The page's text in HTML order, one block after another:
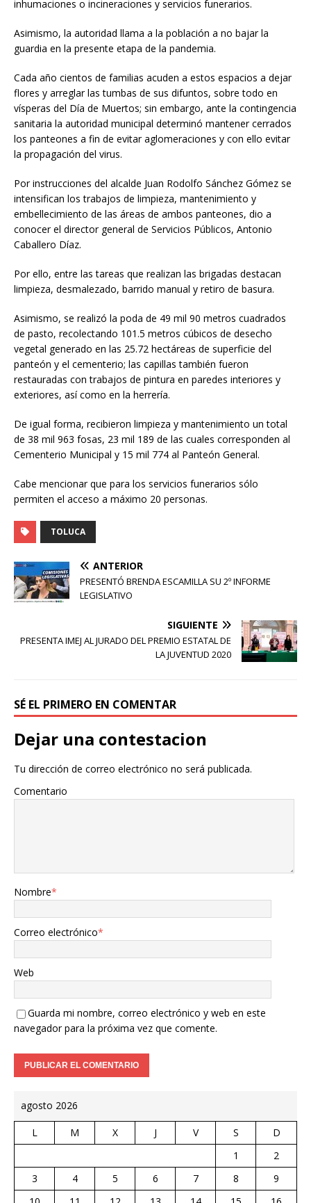
inhumaciones o incineraciones y servicios funerarios.
Asimismo, la autoridad llama a la población a no bajar la
guardia en la presente etapa de la pandemia.
Cada año cientos de familias acuden a estos espacios a dejar
flores y arreglar las tumbas de sus difuntos, sobre todo en
vísperas del Día de Muertos; sin embargo, ante la contingencia
sanitaria la autoridad municipal determinó mantener cerrados
los panteones a fin de evitar aglomeraciones y con ello evitar
la propagación del virus.
Por instrucciones del alcalde Juan Rodolfo Sánchez Gómez se
intensifican los trabajos de limpieza, mantenimiento y
embellecimiento de las áreas de ambos panteones, dio a
conocer el director general de Servicios Públicos, Antonio
Caballero Díaz.
Por ello, entre las tareas que realizan las brigadas destacan
limpieza, desmalezado, barrido manual y retiro de basura.
Asimismo, se realizó la poda de 49 mil 90 metros cuadrados
de pasto, recolectando 101.5 metros cúbicos de desecho
vegetal generado en las 25.72 hectáreas de superficie del
panteón y el cementerio; las capillas también fueron
restauradas con trabajos de pintura en paredes interiores y
exteriores, así como en la herrería.
De igual forma, recibieron limpieza y mantenimiento un total
de 38 mil 963 fosas, 23 mil 189 de las cuales corresponden al
Cementerio Municipal y 15 mil 774 al Panteón General.
Cabe mencionar que para los servicios funerarios sólo
permiten el acceso a máximo 20 personas.
TOLUCA
ANTERIOR
PRESENTÓ BRENDA ESCAMILLA SU 2º INFORME
LEGISLATIVO
SIGUIENTE
PRESENTA IMEJ AL JURADO DEL PREMIO ESTATAL DE
LA JUVENTUD 2020
SÉ EL PRIMERO EN COMENTAR
Dejar una contestacion
Tu dirección de correo electrónico no será publicada.
Comentario
Nombre*
Correo electrónico*
Web
Guarda mi nombre, correo electrónico y web en este
navegador para la próxima vez que comente.
agosto 2026
L M X J V S
D
1
2
3
4 5 6 7 8
9